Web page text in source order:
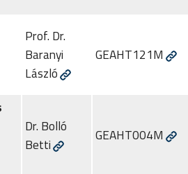
Prof. Dr.
Baranyi
László
GEAHT121M
Dr. Bolló
Betti
GEAHT004M